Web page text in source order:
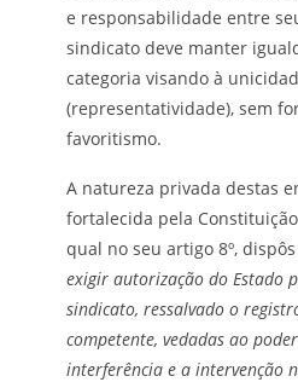
e responsabilidade entre
sindicato deve manter
categoria visando à
(representatividade), sem
favoritismo.
A natureza privada destas
fortalecida pela
qual no seu artigo 8º, dispôs
exigir autorização do Estado
sindicato, ressalvado o
competente, vedadas ao
interferência e a intervenção